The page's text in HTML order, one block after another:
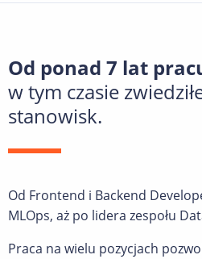
Od ponad 7 lat
w tym czasie
stanowisk.
Od Frontend i Backend
MLOps, aż po lidera zespołu
Praca na wielu pozycjach